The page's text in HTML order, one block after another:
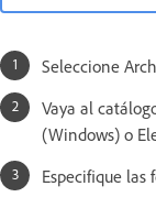
Seleccione
Vaya al
(Windows) o
Especifique las